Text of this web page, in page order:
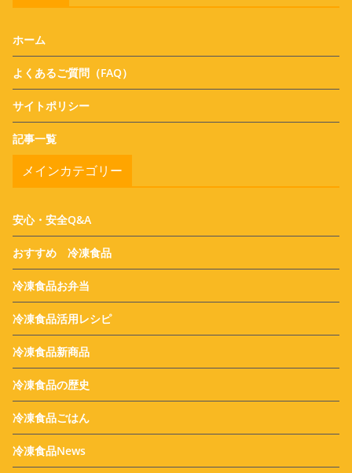
ホーム
よくあるご質問（FAQ）
サイトポリシー
記事一覧
メインカテゴリー
安心・安全Q&A
おすすめ 冷凍食品
冷凍食品お弁当
冷凍食品活用レシピ
冷凍食品新商品
冷凍食品の歴史
冷凍食品ごはん
冷凍食品News